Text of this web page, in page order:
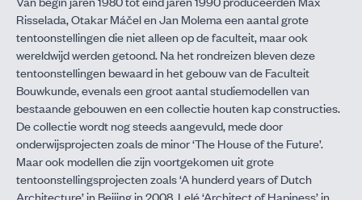
Risselada, Otakar Máčel en Jan Molema een aantal grote
tentoonstellingen die niet alleen op de faculteit, maar ook
wereldwijd werden getoond. Na het rond­reizen bleven deze
tentoonstellingen bewaard in het gebouw van de Faculteit
Bouwkunde, evenals een groot aantal studiemodellen van
bestaan­de gebouwen en een collectie houten kap­ constructies.
De collectie wordt nog steeds aangevuld, mede door
onderwijsprojecten zoals de minor ‘The House of the Future’.
Maar ook modellen die zijn voortgekomen uit grote
tentoonstellingsprojecten zoals ‘A hunderd years of Dutch
Architecture’ in Beijing in 2008, Lelé ‘Architect of Hapiness’ in